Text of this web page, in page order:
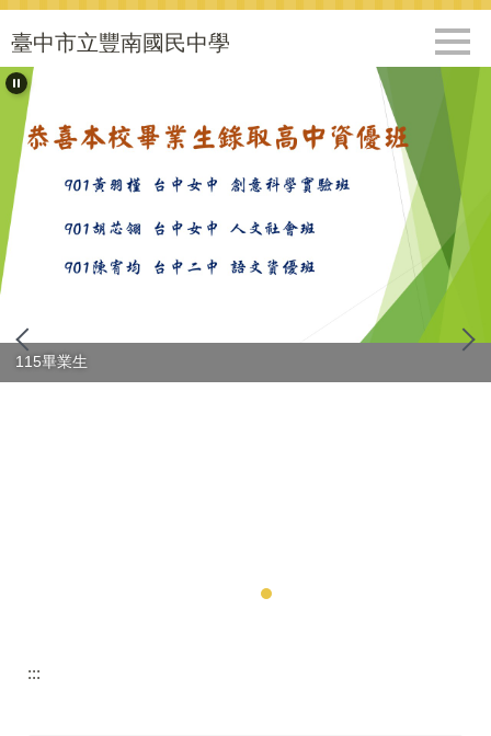
跳
到
主
要
容
區
臺中市立豐南國民中學
115畢業生
:::